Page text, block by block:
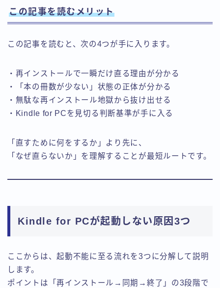
この記事を読むメリット
この記事を読むと、次の4つが手に入ります。
・再インストールで一瞬だけ直る理由が分かる
・「本の冊数が少ない」状態の正体が分かる
・無駄な再インストール地獄から抜け出せる
・Kindle for PCを見切る判断基準が手に入る
「直すために何をするか」より先に、
「なぜ直らないか」を理解することが最短ルートです。
Kindle for PCが起動しない原因3つ
ここからは、起動不能に至る流れを3つに分解して説明
します。
ポイントは「再インストール→同期→終了」の3段階で